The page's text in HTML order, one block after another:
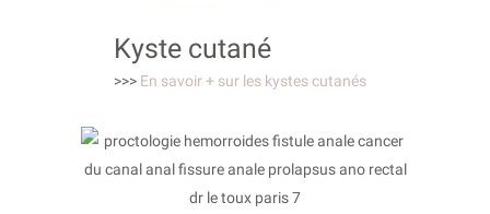
Kyste cutané
>>> En savoir + sur les kystes cutanés